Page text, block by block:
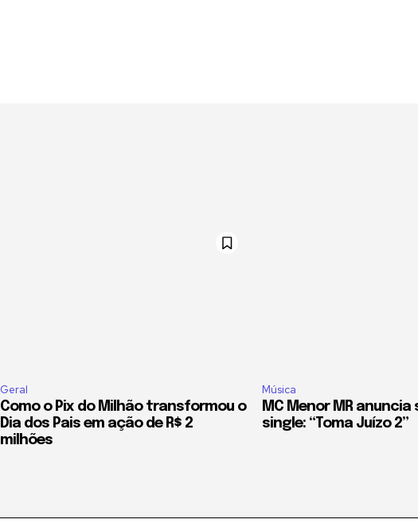
Geral
Como o Pix do Milhão transformou o
Dia dos Pais em ação de R$ 2
milhões
Música
MC Menor MR anuncia
single: “Toma Juízo 2”